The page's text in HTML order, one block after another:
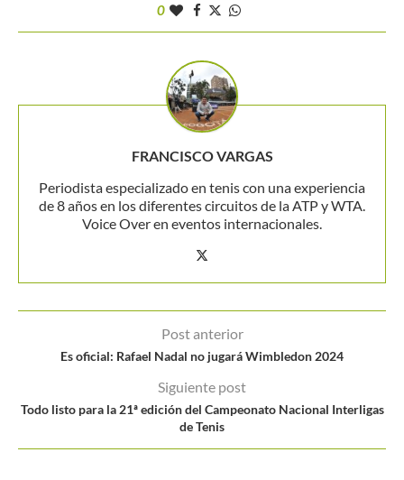
0
FRANCISCO VARGAS
Periodista especializado en tenis con una experiencia
de 8 años en los diferentes circuitos de la ATP y WTA.
Voice Over en eventos internacionales.
Post anterior
Es oficial: Rafael Nadal no jugará Wimbledon 2024
Siguiente post
Todo listo para la 21ª edición del Campeonato Nacional Interligas
de Tenis